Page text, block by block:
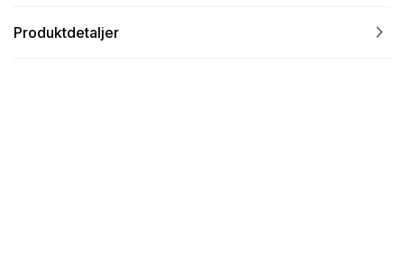
Produktdetaljer navigate_next